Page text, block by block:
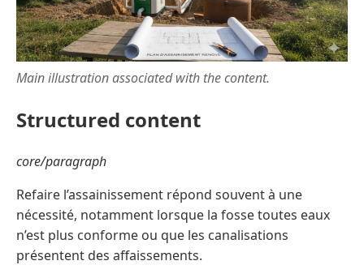
Main illustration associated with the content.
Structured content
core/paragraph
Refaire l’assainissement répond souvent à une
nécessité, notamment lorsque la fosse toutes eaux
n’est plus conforme ou que les canalisations
présentent des affaissements.